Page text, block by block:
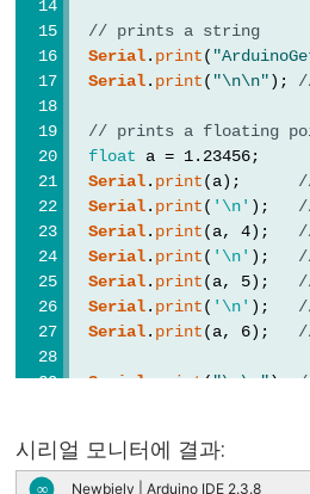
Variable
Scope
Qualifiers
const
scope
static
volatile
IO
// prints a string
Serial. print(
Serial. print( "\n\n");
// prints a floating
float a = 1.23456;
Serial. print(a);
Serial. print( '\n' );
Serial. print(a, 4);
Serial. print( '\n' );
Serial. print(a, 5);
Serial. print( '\n' );
Serial. print(a, 6);
Serial.print("\n\n");
// prints an integral
Serial .print("DEFAULT"
시리얼 모니터에 결과:
∞ Newbiely | Arduino IDE 2.3.8